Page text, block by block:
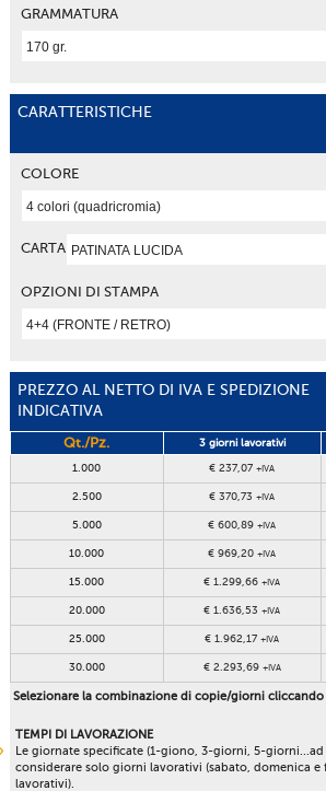
GRAMMATURA
CARATTERISTICHE
COLORE
CARTA
OPZIONI DI STAMPA
PREZZO AL NETTO DI IVA E SPEDIZIONE
INDICATIVA
Qt./Pz. 3 giorni lavorativi
1.000 € 237,07+IVA
2.500 € 370,73+IVA
5.000 € 600,89+IVA
10.000 € 969,20+IVA
15.000 € 1.299,66+IVA
20.000 € 1.636,53+IVA
25.000 € 1.962,17+IVA
30.000 € 2.293,69 +IVA
Selezionare la combinazione di copie/giorni
TEMPI DI LAVORAZIONE
Le giornate specificate (1-giono, 3-giorni, 5-giorni...ad
considerare solo giorni lavorativi (sabato, domenica
lavorativi).